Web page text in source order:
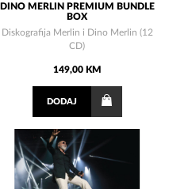
DINO MERLIN PREMIUM BUNDLE
BOX
Diskografija Merlin i Dino Merlin (12
CD)
149,00 KM
DODAJ